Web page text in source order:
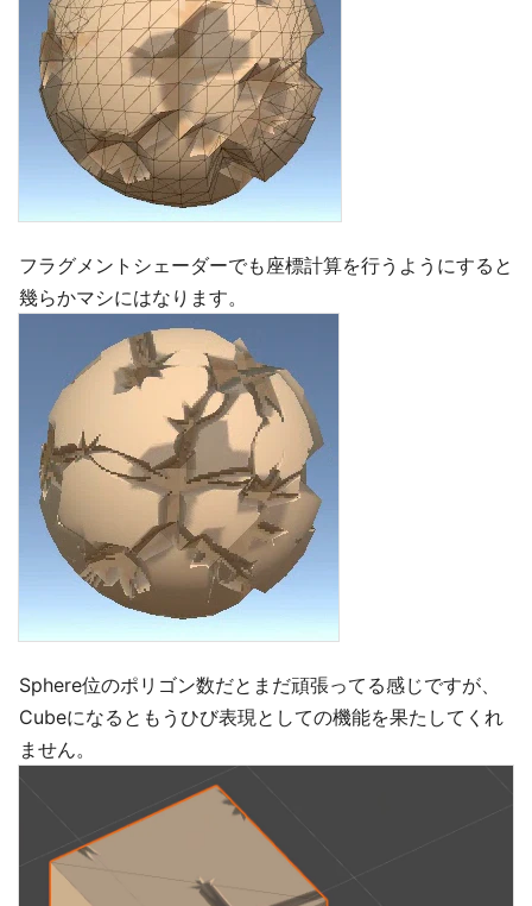
フラグメントシェーダーでも座標計算を行うようにすると
幾らかマシにはなります。
Sphere位のポリゴン数だとまだ頑張ってる感じですが、
Cubeになるともうひび表現としての機能を果たしてくれ
ません。